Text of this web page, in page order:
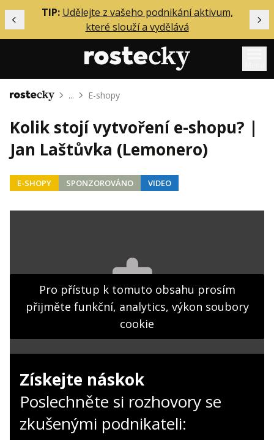
Předchozí
TIP: Udělejte z vašeho podnikání aktivum,
které slouží a vydělává
Mentoring
Podcasty
Solo
Inzerce
O mně
Kontakt
Obchodní podmínky
Hledat
Domů ... E-shopy
Kolik stojí vytvoření e-shopu? |
Jan Laštůvka (Lemonero)
E-SHOPY SPONZOROVÁNO VIDEO
Pro přístup k tomuto obsahu prosím
přijměte funkční, analytics, výkon soubory
cookie
Získejte náskok
Poslechněte si rozhovory se
zkušenými podnikateli: